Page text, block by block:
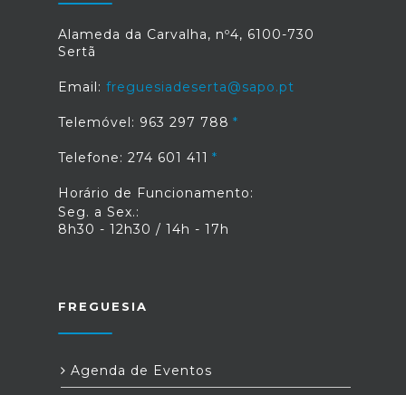
Alameda da Carvalha, nº4, 6100-730
Sertã
Email: freguesiadeserta@sapo.pt
Telemóvel: 963 297 788
Telefone: 274 601 411
Horário de Funcionamento:
Seg. a Sex.:
8h30 - 12h30 / 14h - 17h
FREGUESIA
Agenda de Eventos